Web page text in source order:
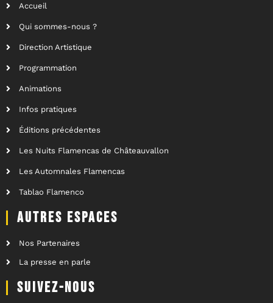
Accueil
Qui sommes-nous ?
Direction Artistique
Programmation
Animations
Infos pratiques
Éditions précédentes
Les Nuits Flamencas de Châteauvallon
Les Automnales Flamencas
Tablao Flamenco
AUTRES ESPACES
Nos Partenaires
La presse en parle
SUIVEZ-NOUS